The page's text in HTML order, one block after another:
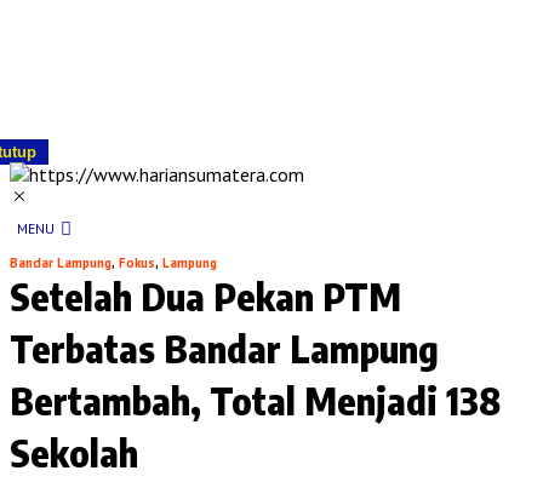
MENU
Bandar Lampung, Fokus, Lampung
Setelah Dua Pekan PTM
Terbatas Bandar Lampung
Bertambah, Total Menjadi 138
Sekolah